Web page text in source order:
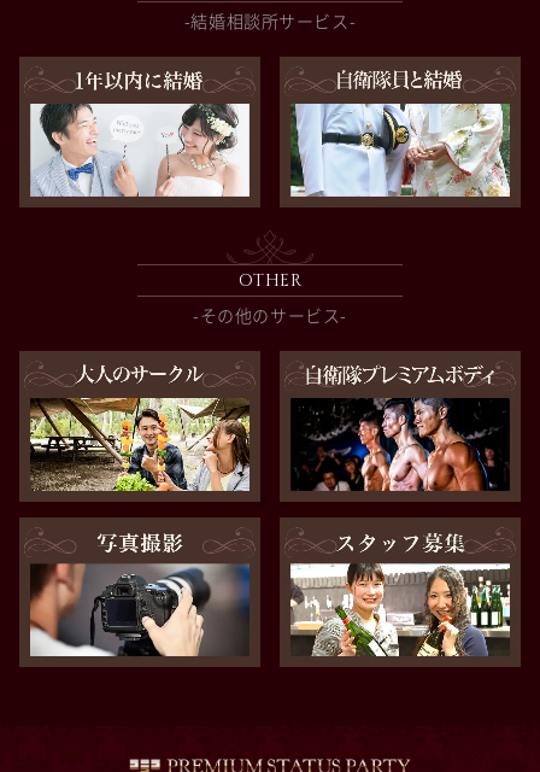
-結婚相談所サービス-
OTHER
-その他のサービス-